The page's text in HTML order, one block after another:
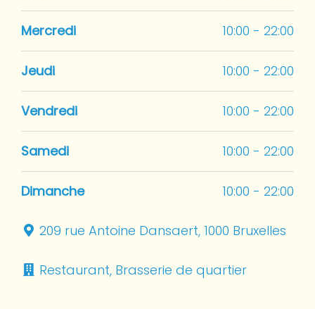
Mercredi 10:00 - 22:00
Jeudi 10:00 - 22:00
Vendredi 10:00 - 22:00
Samedi 10:00 - 22:00
Dimanche 10:00 - 22:00
209 rue Antoine Dansaert, 1000 Bruxelles
Restaurant, Brasserie de quartier